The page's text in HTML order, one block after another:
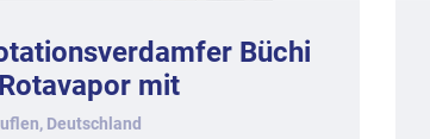
Büchi
mit
461.
Deutschland